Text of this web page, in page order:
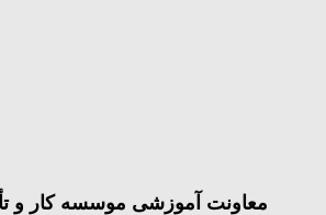
معاونت آموزشی موسسه کار و